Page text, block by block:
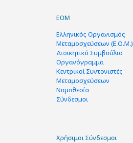
ΕΟΜ
Ελληνικός Οργανισμός
Μεταμοσχεύσεων (Ε.Ο.Μ.)
Διοικητικό Συμβούλιο
Οργανόγραμμα
Κεντρικοί Συντονιστές
Μεταμοσχεύσεων
Νομοθεσία
Σύνδεσμοι
Χρήσιμοι Σύνδεσμοι